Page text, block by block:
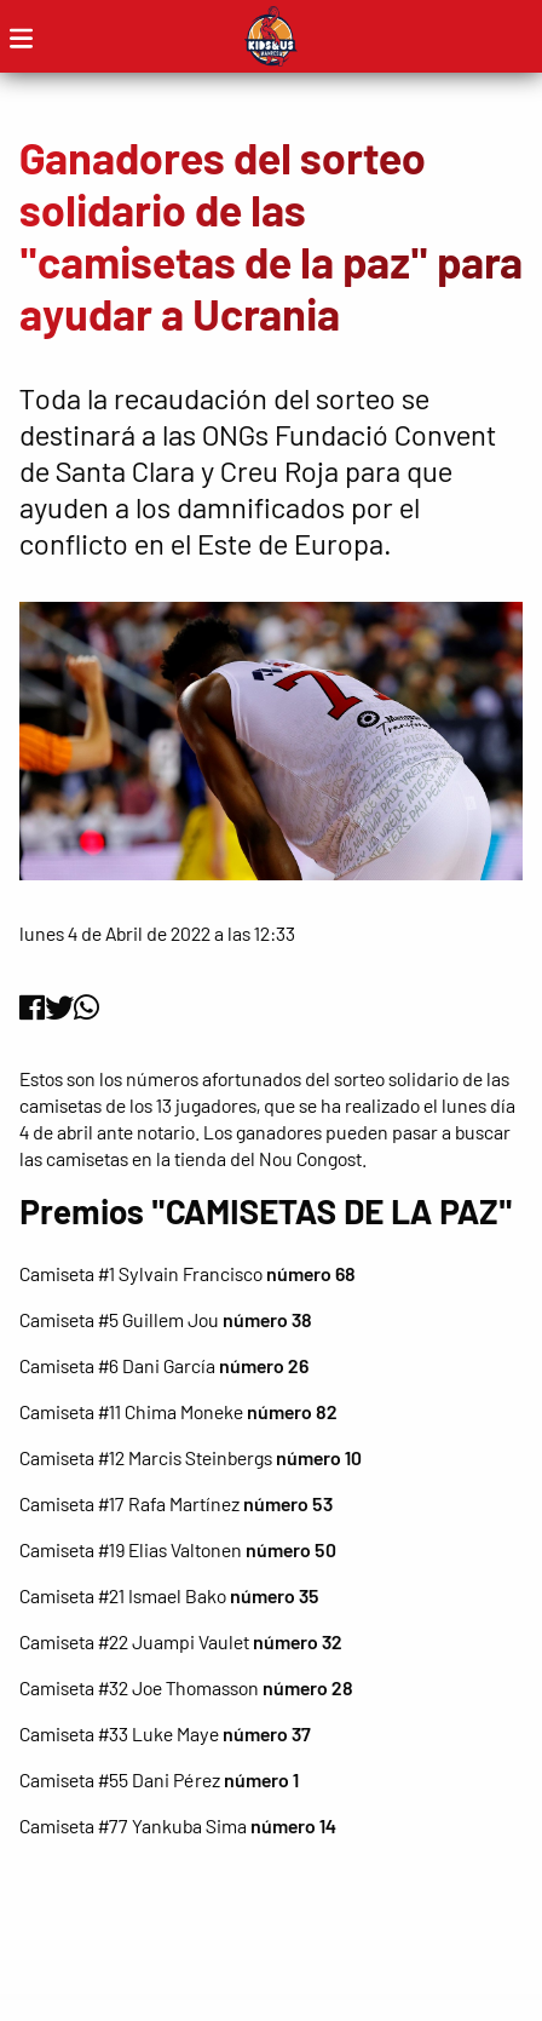
Ganadores del sorteo
solidario de las
"camisetas de la paz" para
ayudar a Ucrania
Toda la recaudación del sorteo se
destinará a las ONGs Fundació Convent
de Santa Clara y Creu Roja para que
ayuden a los damnificados por el
conflicto en el Este de Europa.
lunes 4 de Abril de 2022 a las 12:33
Estos son los números afortunados del sorteo solidario de las
camisetas de los 13 jugadores, que se ha realizado el lunes día
4 de abril ante notario. Los ganadores pueden pasar a buscar
las camisetas en la tienda del Nou Congost.
Premios "CAMISETAS DE LA PAZ"
Camiseta #1 Sylvain Francisco número 68
Camiseta #5 Guillem Jou número 38
Camiseta #6 Dani García número 26
Camiseta #11 Chima Moneke número 82
Camiseta #12 Marcis Steinbergs número 10
Camiseta #17 Rafa Martínez número 53
Camiseta #19 Elias Valtonen número 50
Camiseta #21 Ismael Bako número 35
Camiseta #22 Juampi Vaulet número 32
Camiseta #32 Joe Thomasson número 28
Camiseta #33 Luke Maye número 37
Camiseta #55 Dani Pérez número 1
Camiseta #77 Yankuba Sima número 14